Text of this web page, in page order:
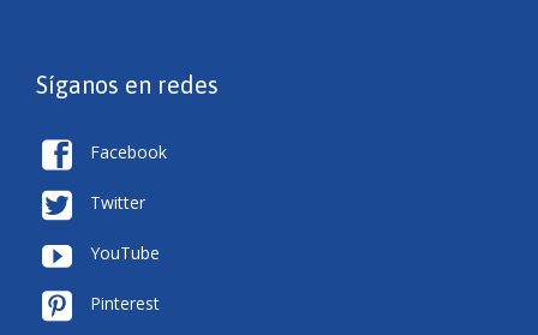
Síganos en redes
 Facebook
 Twitter
 YouTube
 Pinterest